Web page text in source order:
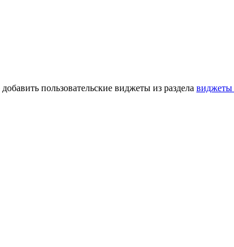
пользовательские виджеты из раздела виджеты